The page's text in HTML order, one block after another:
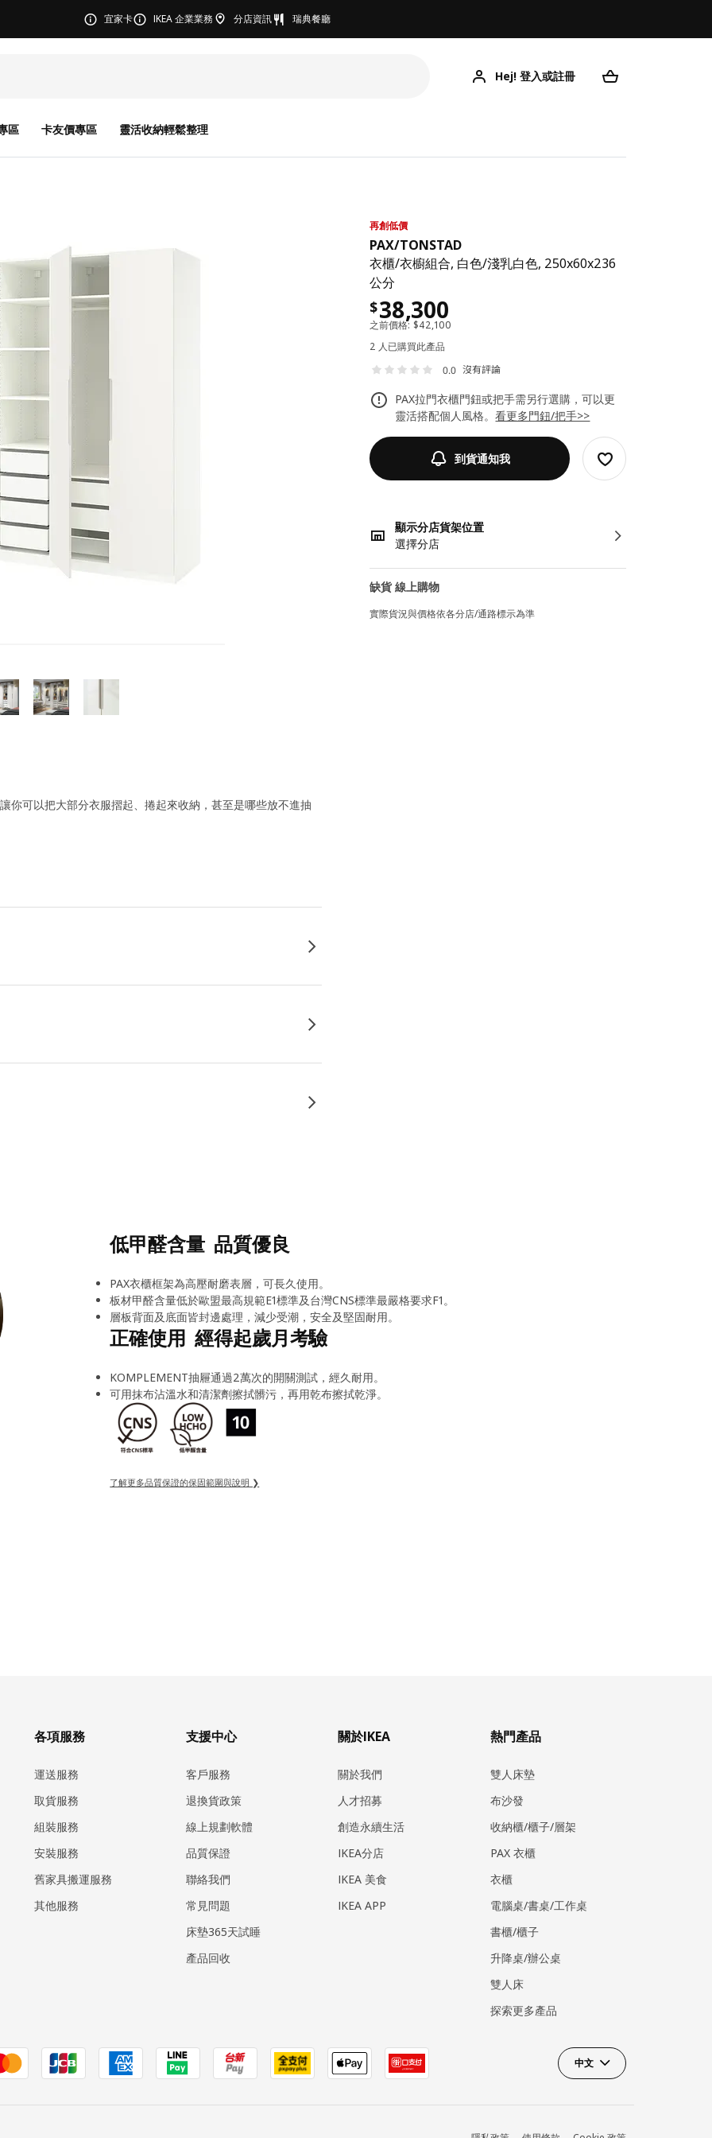
宜家卡 IKEA 企業業務 分店資訊 瑞典餐廳
Hej! 登入或註冊
區 卡友價專區 靈活收納輕鬆整理
再創低價
PAX/TONSTAD
衣櫃/衣櫥組合, 白色/淺乳白色, 250x60x236
公分
$38,300
之前價格: $42,100
2 人已購買此產品
0.0 沒有評論
PAX拉門衣櫃門鈕或把手需另行選購，可以更
靈活搭配個人風格。看更多門鈕/把手>>
到貨通知我
顯示分店貨架位置
選擇分店
缺貨 線上購物
實際貨況與價格依各分店/通路標示為準
你可以把大部分衣服摺起、捲起來收納，甚至是哪些放不進抽
低甲醛含量 品質優良
PAX衣櫃框架為高壓耐磨表層，可長久使用。
板材甲醛含量低於歐盟最高規範E1標準及台灣CNS標準最嚴格要求F1。
層板背面及底面皆封邊處理，減少受潮，安全及堅固耐用。
正確使用 經得起歲月考驗
KOMPLEMENT抽屜通過2萬次的開關測試，經久耐用。
可用抹布沾溫水和清潔劑擦拭髒污，再用乾布擦拭乾淨。
了解更多品質保證的保固範圍與說明 ❯
各項服務
運送服務
取貨服務
組裝服務
安裝服務
​舊家具搬運服務
其他服務
支援中心
客戶服務
退換貨政策
線上規劃軟體
品質保證
聯絡我們
常見問題
床墊365天試睡
產品回收
關於IKEA
關於我們
人才招募
創造永續生活
IKEA分店
IKEA 美食
IKEA APP
熱門產品
雙人床墊
布沙發
收納櫃/櫃子/層架
PAX 衣櫃
衣櫃
電腦桌/書桌/工作桌
書櫃/櫃子
升降桌/辦公桌
雙人床
探索更多產品
中文